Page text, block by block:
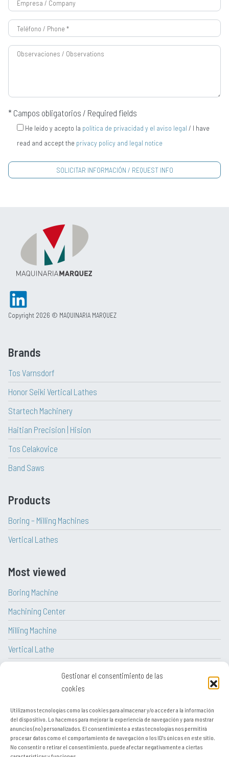
Gestionar el consentimiento de las
cookies
Utilizamos tecnologías como las cookies para almacenar y/o acceder a la información
del dispositivo. Lo hacemos para mejorar la experiencia de navegación y para mostrar
anuncios (no) personalizados. El consentimiento a estas tecnologías nos permitirá
procesar datos como el comportamiento de navegación o los ID's únicos en este sitio.
No consentir o retirar el consentimiento, puede afectar negativamente a ciertas
* Campos obligatorios / Required fields
He leído y acepto la política de privacidad y el aviso legal / I have
read and accept the privacy policy and legal notice
Copyright 2026 © MAQUINARIA MARQUEZ
Brands
Tos Varnsdorf
Honor Seiki Vertical Lathes
Startech Machinery
Haitian Precision | Hision
Tos Celakovice
Band Saws
Products
Boring – Milling Machines
Vertical Lathes
Most viewed
Boring Machine
Machining Center
Milling Machine
Vertical Lathe
Legal notice